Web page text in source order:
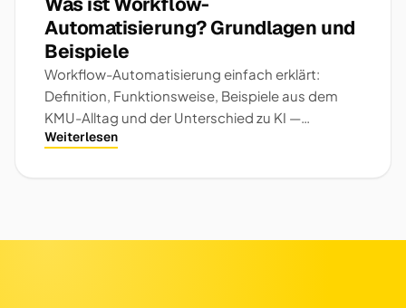
Automatisierung? Grundlagen und
Beispiele
Workflow-Automatisierung einfach erklärt:
Definition, Funktionsweise, Beispiele aus dem
KMU-Alltag und der Unterschied zu KI —
verständlich für Einsteiger.
Weiterlesen